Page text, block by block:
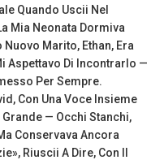
Quando Uscii Nel
Mia Neonata Dormiva
Nuovo Marito, Ethan, Era
Aspettavo Di Incontrarlo —
Per Sempre.
Con Una Voce Insieme
— Occhi Stanchi,
Conservava Ancora
Riuscii A Dire, Con Il